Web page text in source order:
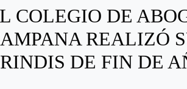
COLEGIO DE
REALIZÓ
DE FIN DE